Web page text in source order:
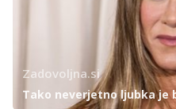
Zadovoljna.si
Tako neverjetno ljubka je